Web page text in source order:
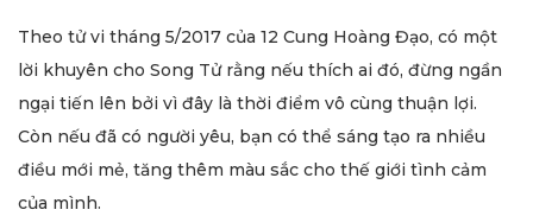
Theo tử vi tháng 5/2017 của 12 Cung Hoàng Đạo, có một
lời khuyên cho Song Tử rằng nếu thích ai đó, đừng ngần
ngại tiến lên bởi vì đây là thời điểm vô cùng thuận lợi.
Còn nếu đã có người yêu, bạn có thể sáng tạo ra nhiều
điều mới mẻ, tăng thêm màu sắc cho thế giới tình cảm
của mình.